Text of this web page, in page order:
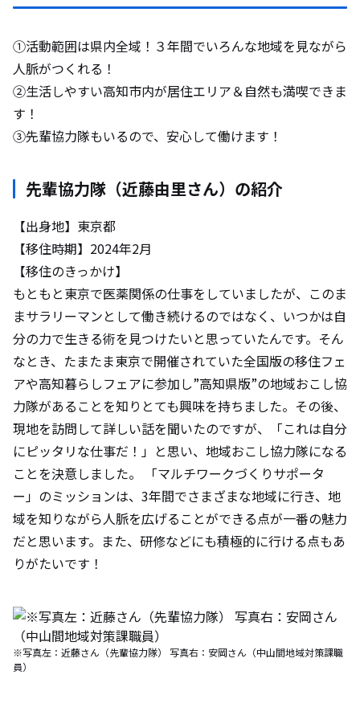
①活動範囲は県内全域！３年間でいろんな地域を⾒ながら
⼈脈がつくれる！
②⽣活しやすい高知市内が居住エリア＆⾃然も満喫できま
す！
③先輩協力隊もいるので、安⼼して働けます！
先輩協力隊（近藤由里さん）の紹介
【出身地】東京都
【移住時期】2024年2月
【移住のきっかけ】
もともと東京で医薬関係の仕事をしていましたが、このま
まサラリーマンとして働き続けるのではなく、いつかは自
分の力で生きる術を見つけたいと思っていたんです。そん
なとき、たまたま東京で開催されていた全国版の移住フェ
アや高知暮らしフェアに参加し”高知県版”の地域おこし協
力隊があることを知りとても興味を持ちました。その後、
現地を訪問して詳しい話を聞いたのですが、「これは自分
にピッタリな仕事だ！」と思い、地域おこし協力隊になる
ことを決意しました。 「マルチワークづくりサポータ
ー」のミッションは、3年間でさまざまな地域に行き、地
域を知りながら人脈を広げることができる点が一番の魅力
だと思います。また、研修などにも積極的に行ける点もあ
りがたいです！
※写真左：近藤さん（先輩協力隊） 写真右：安岡さん（中山間地域対策課職
員）